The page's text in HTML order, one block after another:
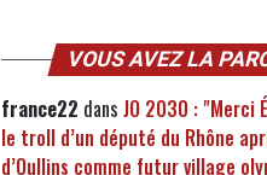
VOUS AVEZ LA
france22 dans JO 2030 : "Merci
le troll d’un député du Rhône
d’Oullins comme futur village